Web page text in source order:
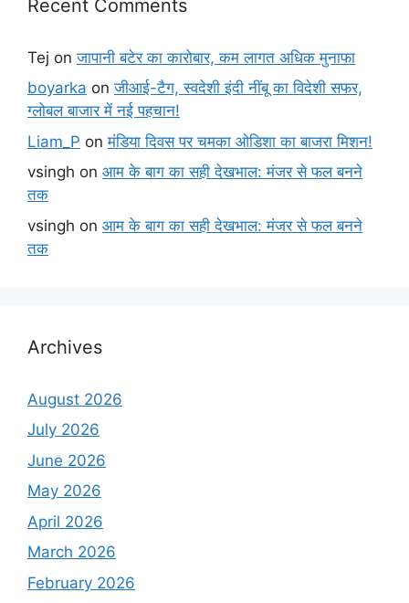
Recent Comments
Tej onजापानी बटेर का कारोबार, कम लागत अधिक मुनाफा
boyarka onजीआई-टैग, स्वदेशी इंदी नींबू का विदेशी सफर,
ग्लोबल बाजार में नई पहचान!
Liam_P onमंडिया दिवस पर चमका ओडिशा का बाजरा मिशन!
vsingh on आम के बाग का सही देखभाल: मंजर से फल बनने
तक
vsingh on आम के बाग का सही देखभाल: मंजर से फल बनने
तक
Archives
August 2026
July 2026
June 2026
May 2026
April 2026
March 2026
February 2026